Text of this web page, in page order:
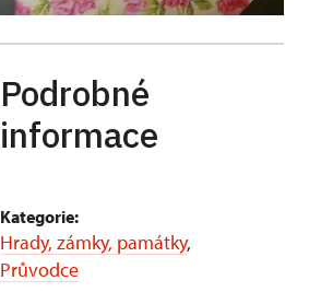
Podrobné
informace
Kategorie:
Hrady, zámky, památky,
Průvodce